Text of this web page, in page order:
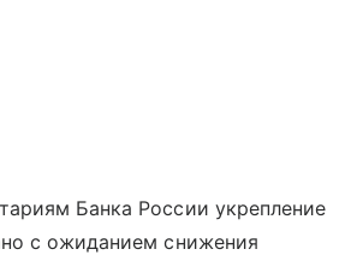
Банка России укрепление
с ожиданием снижения